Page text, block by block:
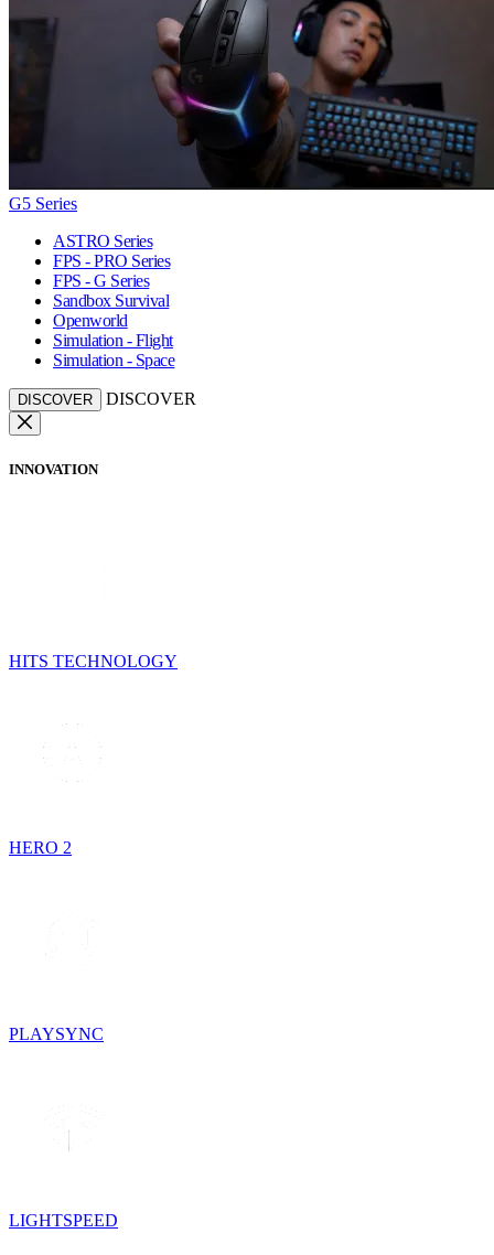
G5 Series
ASTRO Series
FPS - PRO Series
FPS - G Series
Sandbox Survival
Openworld
Simulation - Flight
Simulation - Space
DISCOVER DISCOVER
INNOVATION
HITS TECHNOLOGY
HERO 2
PLAYSYNC
LIGHTSPEED